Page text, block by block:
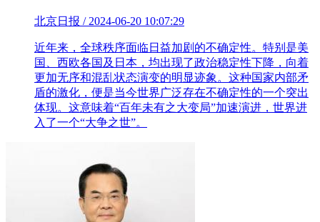
北京日报 / 2024-06-20 10:07:29
近年来，全球秩序面临日益加剧的不确定性。特别是美
国、西欧各国及日本，均出现了政治稳定性下降，向着
更加无序和混乱状态演变的明显迹象。这种国家内部矛
盾的激化，便是当今世界广泛存在不确定性的一个突出
体现。这意味着“百年未有之大变局”加速演进，世界进
入了一个“大争之世”。